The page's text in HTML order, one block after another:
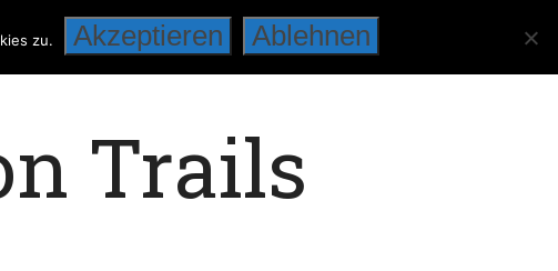
Trails
zu. Akzeptieren Ablehnen